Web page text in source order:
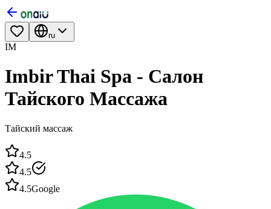
ru
IM
Imbir Thai Spa - Салон
Тайского Массажа
Тайский массаж
4.5
4.5
4.5Google